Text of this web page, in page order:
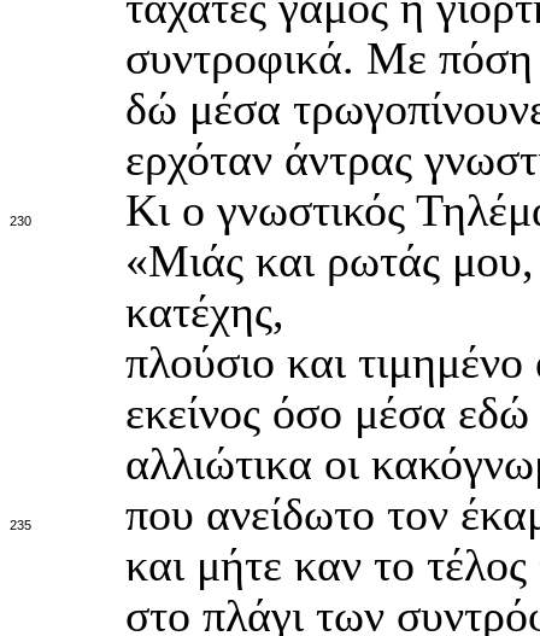
συντροφικά. Με πόση
δώ μέσα
ερχόταν άντρας
230
Κι ο γνωστικός
«Μιάς και ρωτάς
κατέχης,
πλούσιο και
εκείνος όσο μέσα
αλλιώτικα οι
235
που ανείδωτο τον
και μήτε καν το
στο πλάγι των